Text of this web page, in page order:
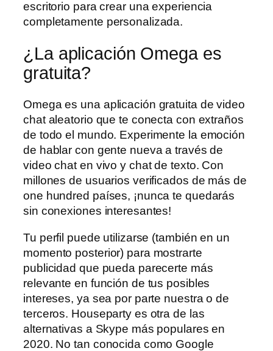
escritorio para crear una experiencia
completamente personalizada.
¿La aplicación Omega es
gratuita?
Omega es una aplicación gratuita de video
chat aleatorio que te conecta con extraños
de todo el mundo. Experimente la emoción
de hablar con gente nueva a través de
video chat en vivo y chat de texto. Con
millones de usuarios verificados de más de
one hundred países, ¡nunca te quedarás
sin conexiones interesantes!
Tu perfil puede utilizarse (también en un
momento posterior) para mostrarte
publicidad que pueda parecerte más
relevante en función de tus posibles
intereses, ya sea por parte nuestra o de
terceros. Houseparty es otra de las
alternativas a Skype más populares en
2020. No tan conocida como Google